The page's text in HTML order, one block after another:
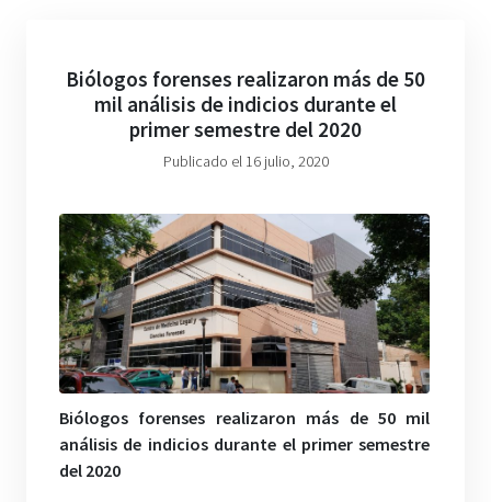
Biólogos forenses realizaron más de 50
mil análisis de indicios durante el
primer semestre del 2020
Publicado el 16 julio, 2020
Biólogos forenses realizaron más de 50 mil
análisis de indicios durante el primer semestre
del 2020